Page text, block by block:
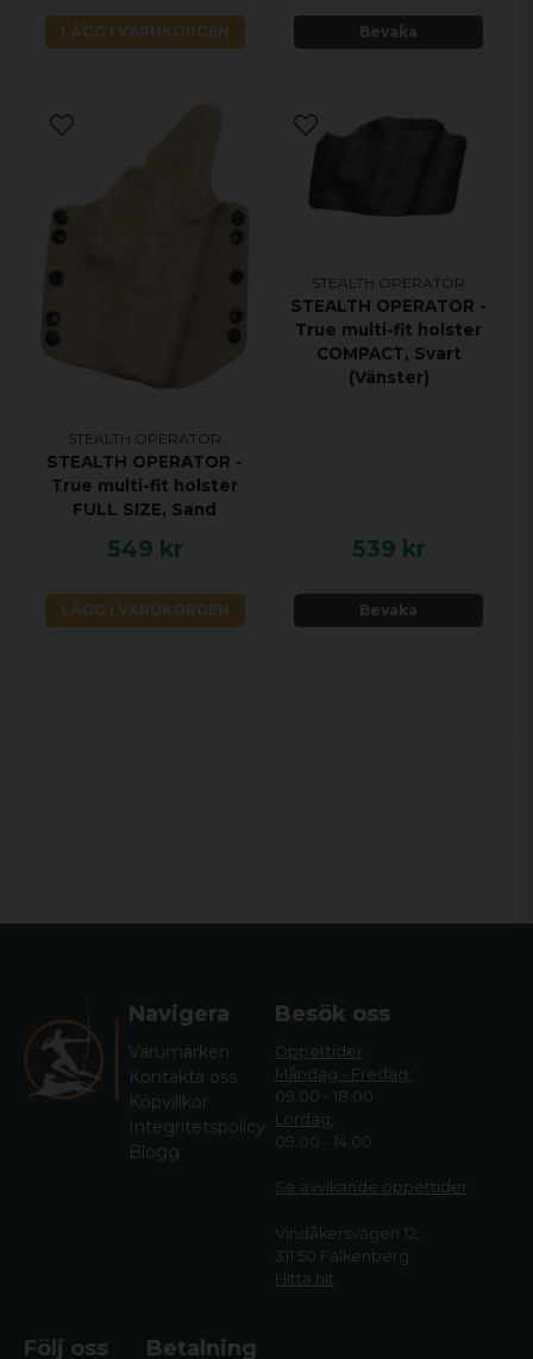
LÄGG I VARUKORGEN Bevaka
STEALTH OPERATOR
STEALTH OPERATOR -
True multi-fit holster
FULL SIZE, Sand
549 kr
LÄGG I VARUKORGEN
STEALTH OPERATOR
STEALTH OPERATOR -
True multi-fit holster
COMPACT, Svart
(Vänster)
539 kr
Bevaka
Navigera
Varumärken
Kontakta oss
Köpvillkor
Integritetspolicy
Blogg
Besök oss
Öppettider
Måndag - Fredag:
09.00 - 18.00
Lördag:
09.00 - 14.00
Se avvikande öppettider
Vindåkersvägen 12,
311 50 Falkenberg
Hitta hit
Följ oss Betalning